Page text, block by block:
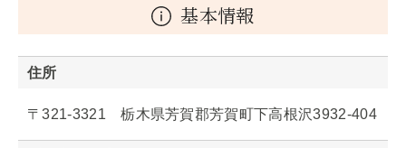
基本情報
住所
〒321-3321 栃木県芳賀郡芳賀町下高根沢3932-404